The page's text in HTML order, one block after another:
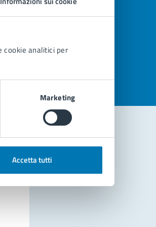
cookie analitici per
Marketing
Accetta tutti